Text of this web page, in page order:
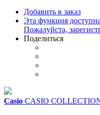
Добавить в заказ
Эта функция
Пожалуйста,
Поделиться
Casio CASIO